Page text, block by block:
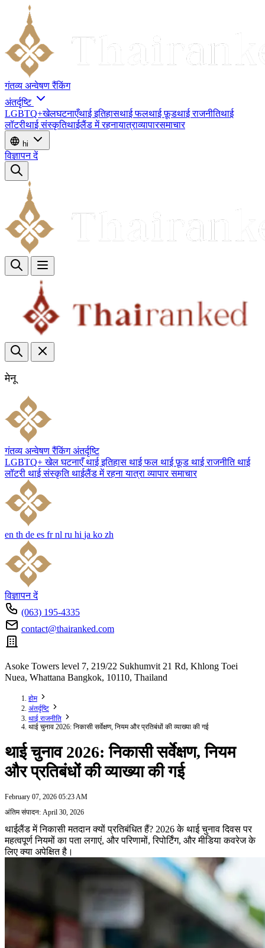
गंतव्य अन्वेषण रैंकिंग
अंतर्दृष्टि
LGBTQ+खेलघटनाएँथाई इतिहासथाई फलथाई फ़ूडथाई राजनीतिथाई
लॉटरीथाई संस्कृतिथाईलैंड में रहनायात्राव्यापारसमाचार
hi
विज्ञापन दें
मेनू
गंतव्य अन्वेषण रैंकिंग अंतर्दृष्टि
LGBTQ+ खेल घटनाएँ थाई इतिहास थाई फल थाई फ़ूड थाई राजनीति थाई
लॉटरी थाई संस्कृति थाईलैंड में रहना यात्रा व्यापार समाचार
en th de es fr nl ru hi ja ko zh
विज्ञापन दें
(063) 195-4335
contact@thairanked.com
Asoke Towers level 7, 219/22 Sukhumvit 21 Rd, Khlong Toei
Nuea, Whattana Bangkok, 10110, Thailand
होम
अंतर्दृष्टि
थाई राजनीति
थाई चुनाव 2026: निकासी सर्वेक्षण, नियम और प्रतिबंधों की व्याख्या की गई
थाई चुनाव 2026: निकासी सर्वेक्षण, नियम
और प्रतिबंधों की व्याख्या की गई
February 07, 2026 05:23 AM
अंतिम संपादन: April 30, 2026
थाईलैंड में निकासी मतदान क्यों प्रतिबंधित हैं? 2026 के थाई चुनाव दिवस पर
महत्वपूर्ण नियमों का पता लगाएं, और परिणामों, रिपोर्टिंग, और मीडिया कवरेज के
लिए क्या अपेक्षित है।